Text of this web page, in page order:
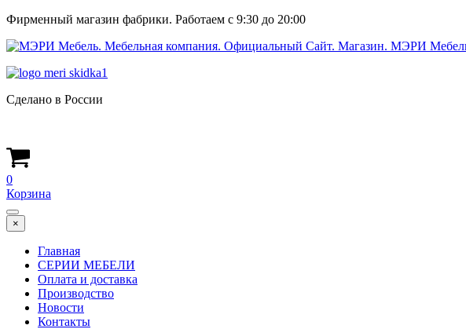
Фирменный магазин фабрики. Работаем с 9:30 до 20:00
МЭРИ
Сделано в России
0
Корзина
×
Главная
СЕРИИ МЕБЕЛИ
Оплата и доставка
Производство
Новости
Контакты